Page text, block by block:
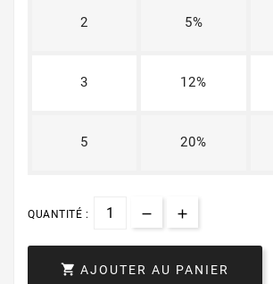
2 5%
3 12%
5 20%
QUANTITÉ :
 AJOUTER AU PANIER